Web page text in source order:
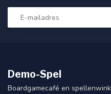
Demo-Spel
Boardgamecafé en